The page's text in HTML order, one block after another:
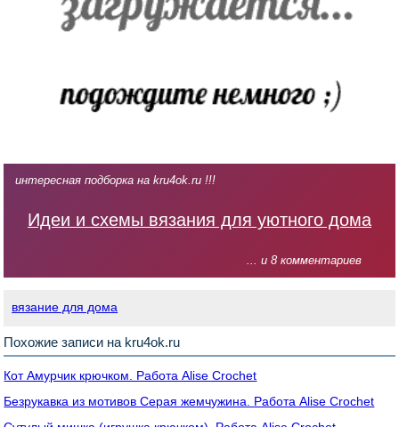
интересная подборка на kru4ok.ru !!!
Идеи и схемы вязания для уютного дома
... и 8 комментариев
вязание для дома
Похожие записи на kru4ok.ru
Кот Амурчик крючком. Работа Alise Crochet
Безрукавка из мотивов Серая жемчужина. Работа Alise Crochet